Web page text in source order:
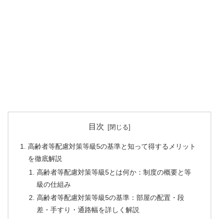
目次
高齢者等配慮対策等級5の基準と知って得するメリット
を徹底解説
高齢者等配慮対策等級5とは何か：制度の概要と等
級の仕組み
高齢者等配慮対策等級5の基準：部屋の配置・段
差・手すり・通路幅を詳しく解説